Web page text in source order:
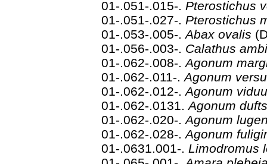
01-.051-.015-. Pterostichus
01-.051-.027-. Pterostichus
01-.053-.005-.Abax ovalis
01-.056-.003-. Calathus
01-.062-.008-.Agonum
01-.062-.011-.Agonum
01-.062-.012-.Agonum
01-.062-.0131.Agonum
01-.062-.020-.Agonum
01-.062-.028-.Agonum
01-.0631.001-. Limodromus